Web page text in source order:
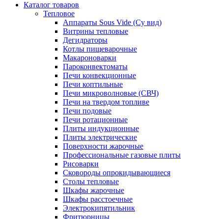
Каталог товаров
Тепловое
Аппараты Sous Vide (Су вид)
Витрины тепловые
Дегидраторы
Котлы пищеварочные
Макароноварки
Пароконвектоматы
Печи конвекционные
Печи коптильные
Печи микроволновые (СВЧ)
Печи на твердом топливе
Печи подовые
Печи ротационные
Плиты индукционные
Плиты электрические
Поверхности жарочные
Профессиональные газовые плиты
Рисоварки
Сковороды опрокидывающиеся
Столы тепловые
Шкафы жарочные
Шкафы расстоечные
Электрокипятильник
Фритюрницы